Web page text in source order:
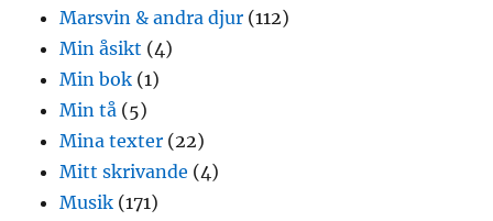
Marsvin & andra djur (112)
Min åsikt (4)
Min bok (1)
Min tå (5)
Mina texter (22)
Mitt skrivande (4)
Musik (171)